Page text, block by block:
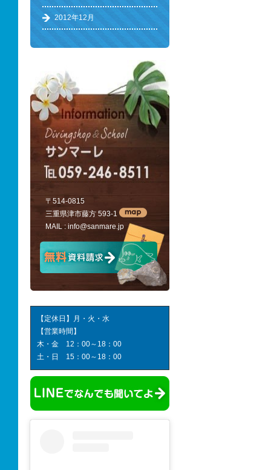
2012年12月
〒514-0815
三重県津市藤方 593-1
MAIL : info@sanmare.jp
【定休日】月・火・水
【営業時間】
木・金 12：00～18：00
土・日 15：00～18：00